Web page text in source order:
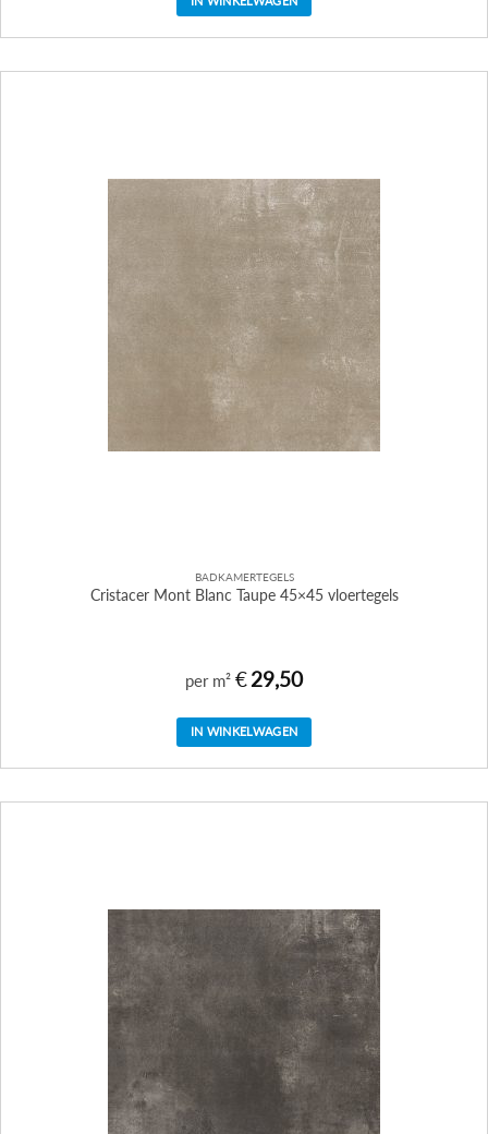
BADKAMERTEGELS
Cristacer Mont Blanc Taupe 45×45 vloertegels
per m² €29,50
IN WINKELWAGEN